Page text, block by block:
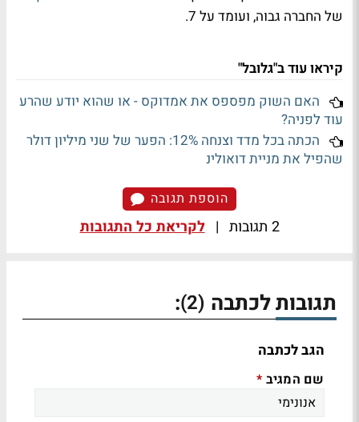
של החברה גבוה, ועומד על 7.
קיראו עוד ב"גלובל"
האם השוק מפספס את אמדוקס - או שהוא יודע שהרע
עוד לפניה?
הכתה בכל מדד וצנחה 12%: הפער של שני מיליון דולר
שהפיל את מניית דואולינ
הוספת תגובה
2 תגובות | לקריאת כל התגובות
תגובות לכתבה (2)
:
הגב לכתבה
שם המגיב *